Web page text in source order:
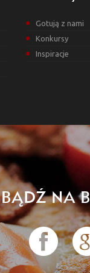
Gotują z nami
Konkursy
Inspiracje
BĄDŹ NA